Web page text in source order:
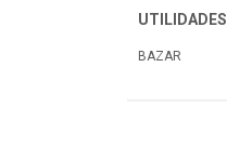
UTILIDADES
BAZAR